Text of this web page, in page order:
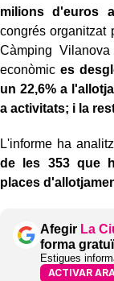
milions d'euros
congrés organitzat
Càmping
econòmic es
un 22,6% a
a activitats; i la
L'informe ha
de les 353 que
places
Afegir La
forma
Estigues
ACTIVAR